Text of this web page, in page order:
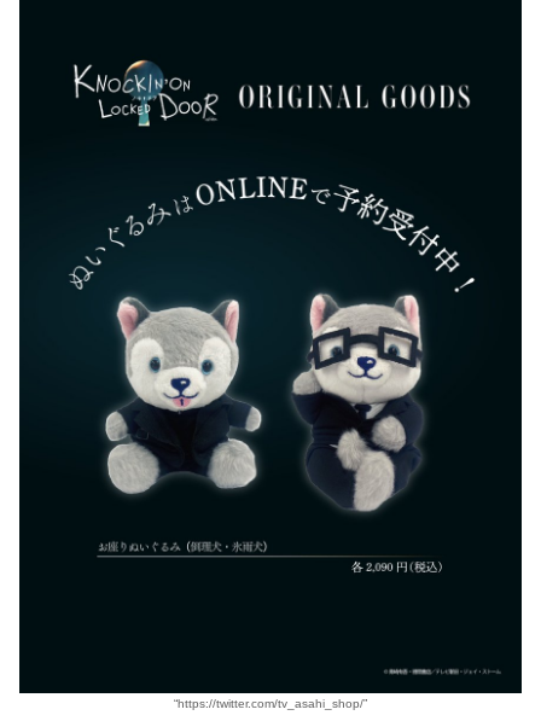
“https://twitter.com/tv_asahi_shop/”